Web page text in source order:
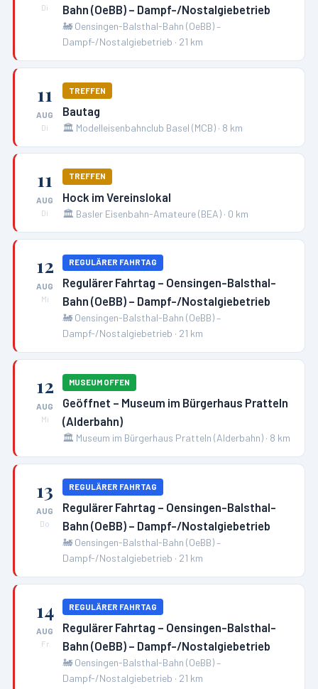
Di Bahn (OeBB) – Dampf-/Nostalgiebetrieb
🚂 Oensingen-Balsthal-Bahn (OeBB) –
Dampf-/Nostalgiebetrieb · 21 km
11
AUG
Di
TREFFEN
Bautag
🏛️ Modelleisenbahnclub Basel (MCB) · 8 km
11
AUG
Di
TREFFEN
Hock im Vereinslokal
🏛️ Basler Eisenbahn-Amateure (BEA) · 0 km
12
AUG
Mi
REGULÄRER FAHRTAG
Regulärer Fahrtag – Oensingen-Balsthal-
Bahn (OeBB) – Dampf-/Nostalgiebetrieb
🚂 Oensingen-Balsthal-Bahn (OeBB) –
Dampf-/Nostalgiebetrieb · 21 km
12
AUG
Mi
MUSEUM OFFEN
Geöffnet – Museum im Bürgerhaus Pratteln
(Alderbahn)
🏛️ Museum im Bürgerhaus Pratteln (Alderbahn) · 8 km
13
AUG
Do
REGULÄRER FAHRTAG
Regulärer Fahrtag – Oensingen-Balsthal-
Bahn (OeBB) – Dampf-/Nostalgiebetrieb
🚂 Oensingen-Balsthal-Bahn (OeBB) –
Dampf-/Nostalgiebetrieb · 21 km
14
AUG
Fr
REGULÄRER FAHRTAG
Regulärer Fahrtag – Oensingen-Balsthal-
Bahn (OeBB) – Dampf-/Nostalgiebetrieb
🚂 Oensingen-Balsthal-Bahn (OeBB) –
Dampf-/Nostalgiebetrieb · 21 km